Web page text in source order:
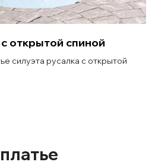
открытой спиной
силуэта русалка с открытой